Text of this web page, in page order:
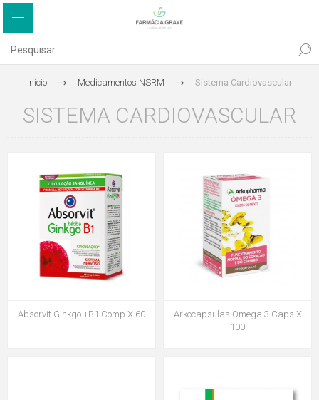
Início Medicamentos NSRM Sistema Cardiovascular
SISTEMA CARDIOVASCULAR
Absorvit Ginkgo +B1 Comp X 60
Arkocapsulas Omega 3 Caps X
100